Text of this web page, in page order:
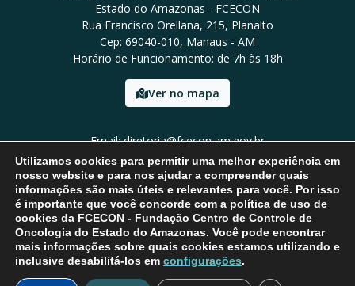
Estado do Amazonas - FCECON
Rua Francisco Orellana, 215, Planalto
Cep: 69040-010, Manaus - AM
Horário de Funcionamento: de 7h às 18h
Ver no mapa
Email: diretoria@fcecon.am.gov.br
Tel: (92) 3024-0420 / 3024-0421
Utilizamos cookies para permitir uma melhor experiência em
nosso website e para nos ajudar a compreender quais
informações são mais úteis e relevantes para você. Por isso
é importante que você concorde com a política de uso de
cookies da FCECON - Fundação Centro de Controle de
Oncologia do Estado do Amazonas. Você pode encontrar
mais informações sobre quais cookies estamos utilizando e
inclusive desabilitá-los em configurações.